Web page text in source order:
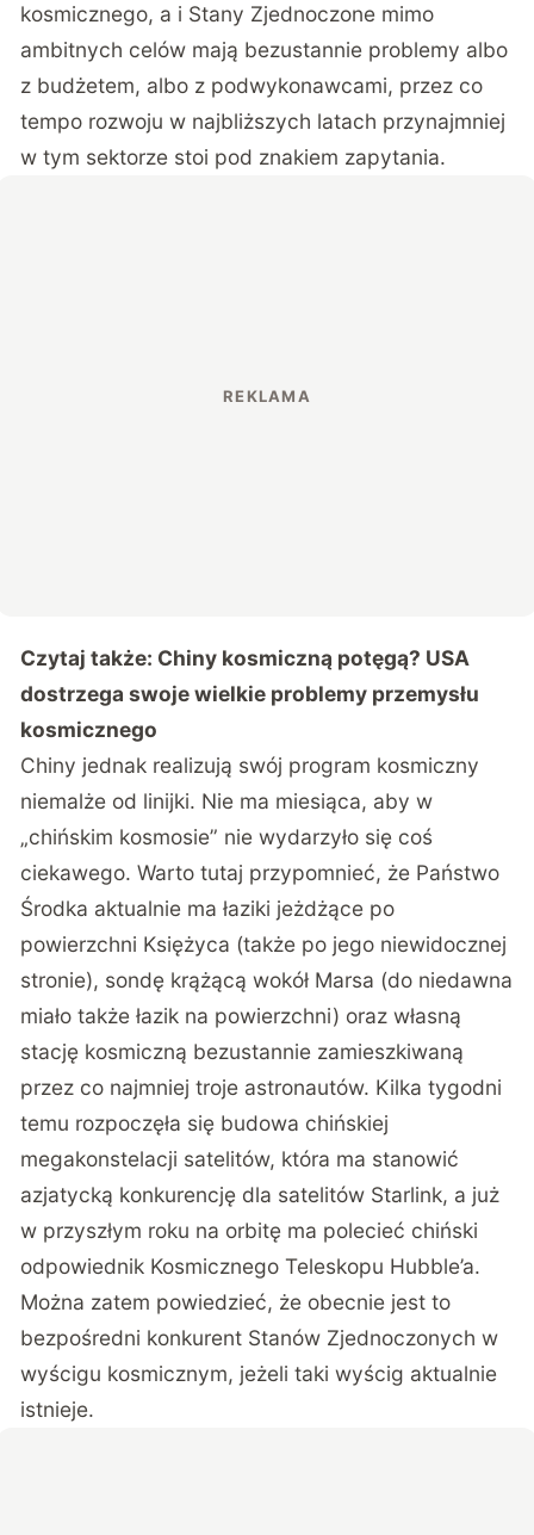
kosmicznego, a i Stany Zjednoczone mimo
ambitnych celów mają bezustannie problemy albo
z budżetem, albo z podwykonawcami, przez co
tempo rozwoju w najbliższych latach przynajmniej
w tym sektorze stoi pod znakiem zapytania.
Czytaj także: Chiny kosmiczną potęgą? USA
dostrzega swoje wielkie problemy przemysłu
kosmicznego
Chiny jednak realizują swój program kosmiczny
niemalże od linijki. Nie ma miesiąca, aby w
„chińskim kosmosie” nie wydarzyło się coś
ciekawego. Warto tutaj przypomnieć, że Państwo
Środka aktualnie ma łaziki jeżdżące po
powierzchni Księżyca (także po jego niewidocznej
stronie), sondę krążącą wokół Marsa (do niedawna
miało także łazik na powierzchni) oraz własną
stację kosmiczną bezustannie zamieszkiwaną
przez co najmniej troje astronautów. Kilka tygodni
temu rozpoczęła się budowa chińskiej
megakonstelacji satelitów, która ma stanowić
azjatycką konkurencję dla satelitów Starlink, a już
w przyszłym roku na orbitę ma polecieć chiński
odpowiednik Kosmicznego Teleskopu Hubble’a.
Można zatem powiedzieć, że obecnie jest to
bezpośredni konkurent Stanów Zjednoczonych w
wyścigu kosmicznym, jeżeli taki wyścig aktualnie
istnieje.